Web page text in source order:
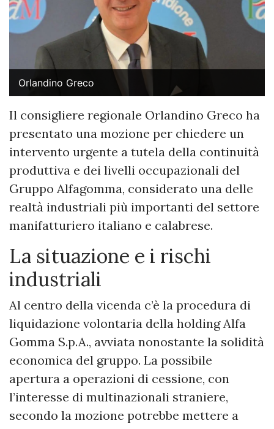
Orlandino Greco
Il consigliere regionale Orlandino Greco ha
presentato una mozione per chiedere un
intervento urgente a tutela della continuità
produttiva e dei livelli occupazionali del
Gruppo Alfagomma, considerato una delle
realtà industriali più importanti del settore
manifatturiero italiano e calabrese.
La situazione e i rischi
industriali
Al centro della vicenda c’è la procedura di
liquidazione volontaria della holding Alfa
Gomma S.p.A., avviata nonostante la solidità
economica del gruppo. La possibile
apertura a operazioni di cessione, con
l’interesse di multinazionali straniere,
secondo la mozione potrebbe mettere a